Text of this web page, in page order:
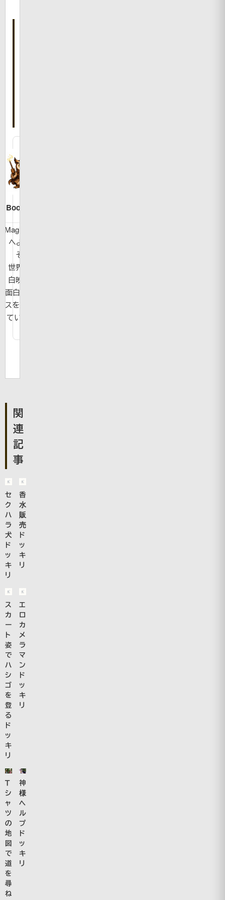
Bookman
MagicBook
へようこ
そ！
世界の面
白映像や
面白ニュー
スを紹介し
ています。
関
連
記
事
セ
ク
ハ
ラ
犬
ド
ッ
キ
リ
香
水
販
売
ド
ッ
キ
リ
ス
カ
ー
ト
姿
で
ハ
シ
ゴ
を
登
る
ド
ッ
キ
リ
エ
ロ
カ
メ
ラ
マ
ン
ド
ッ
キ
リ
Ｔ
シ
ャ
ツ
の
地
図
で
道
を
尋
ね
神
様
ヘ
ル
プ
ド
ッ
キ
リ